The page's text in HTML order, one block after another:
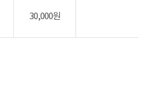
30,000원